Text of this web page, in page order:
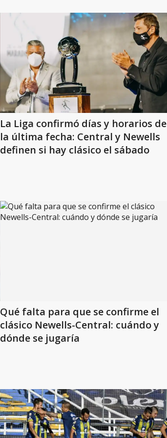
La Liga confirmó días y horarios de
la última fecha: Central y Newells
definen si hay clásico el sábado
Qué falta para que se confirme el
clásico Newells-Central: cuándo y
dónde se jugaría